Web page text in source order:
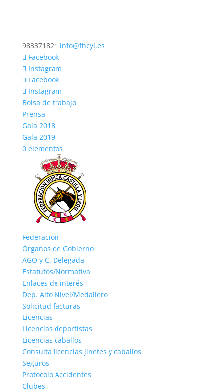
983371821 info@fhcyl.es
Facebook
Instagram
Facebook
Instagram
Bolsa de trabajo
Prensa
Gala 2018
Gala 2019
0 elementos
Federación
Órganos de Gobierno
AGO y C. Delegada
Estatutos/Normativa
Enlaces de interés
Dep. Alto Nivel/Medallero
Solicitud facturas
Licencias
Licencias deportistas
Licencias caballos
Consulta licencias jinetes y caballos
Seguros
Protocolo Accidentes
Clubes